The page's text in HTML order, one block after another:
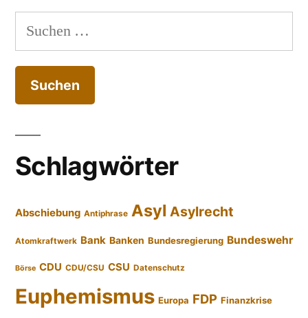
Suchen
nach:
Schlagwörter
Abschiebung Antiphrase Asyl Asylrecht
Atomkraftwerk Bank Banken Bundesregierung Bundeswehr
Börse CDU CDU/CSU CSU Datenschutz
Euphemismus Europa FDP Finanzkrise